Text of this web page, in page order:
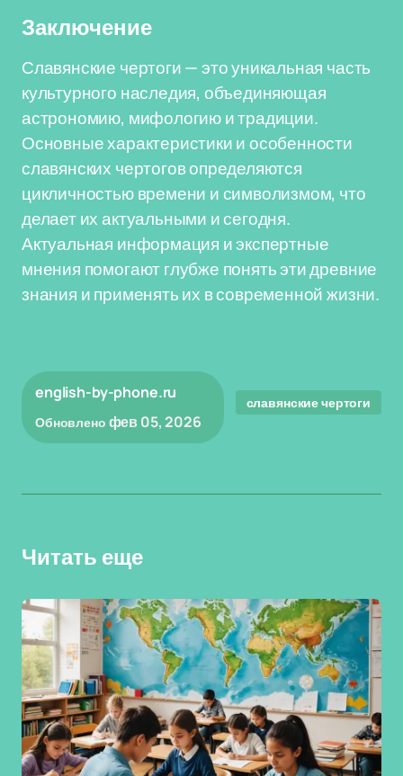
Заключение
Славянские чертоги — это уникальная часть
культурного наследия, объединяющая
астрономию, мифологию и традиции.
Основные характеристики и особенности
славянских чертогов определяются
цикличностью времени и символизмом, что
делает их актуальными и сегодня.
Актуальная информация и экспертные
мнения помогают глубже понять эти древние
знания и применять их в современной жизни.
english-by-phone.ru
Обновлено фев 05, 2026
славянские чертоги
Читать еще